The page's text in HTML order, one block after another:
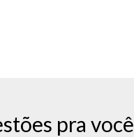
pra você